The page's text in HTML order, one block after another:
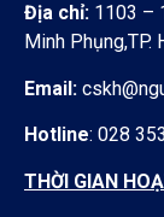
Địa chỉ: 1103 –
Minh Phụng,TP.
Email:
Hotline: 028
THỜI GIAN